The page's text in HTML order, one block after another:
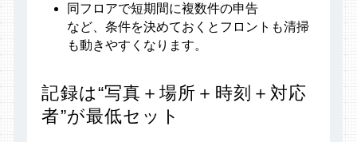
同フロアで短期間に複数件の申告
など、条件を決めておくとフロントも清掃
も動きやすくなります。
記録は“写真＋場所＋時刻＋対応
者”が最低セット